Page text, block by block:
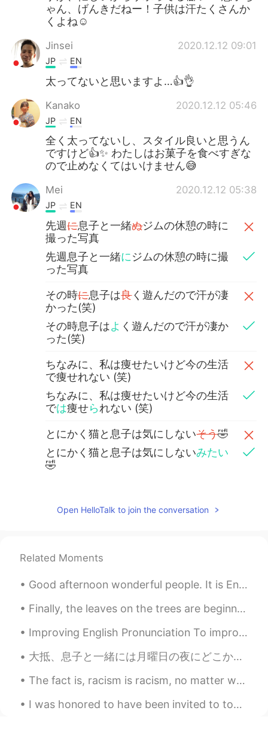
ゃん、げんきだねー！子供は汗たくさんか
くよね☺️
Jinsei 2020.12.12 09:01
JP EN
太ってないと思いますよ…👍👌
Kanako 2020.12.12 05:46
JP EN
全く太ってないし、スタイル良いと思うん
ですけど👍✨ わたしはお菓子を食べすぎな
ので止めなくてはいけません😅
Mei 2020.12.12 05:38
JP EN
先週に息子と一緒ぬジムの休憩の時に
撮った写真
先週息子と一緒にジムの休憩の時に撮
った写真
その時に息子は良く遊んだので汗が凄
かった(笑)
その時息子はよ く遊んだので汗が凄か
った(笑)
ちなみに、私は痩せたいけど今の生活
で痩せれない (笑)
ちなみに、私は痩せたいけど今の生活
では痩せられない (笑)
とにかく猫と息子は気にしないそう🤣
とにかく猫と息子は気にしないみたい
🤣
EN JPCNKR
筋肉を鍛えて出来てるのに、痩せたい(笑笑
Mia 2020.12.12 05:17
JP EN
私も痩せられません。痩せたいけれど食べ
るのが楽しいからです。息子さんは幸せそ
うな顔をしていますね。
Open HelloTalk to join the conversation
Related Moments
Good afternoon wonderful people. It is English speaking practice time again! Send me a message i...
Finally, the leaves on the trees are beginning to change color in our neighborhood. I feel like t...
Improving English Pronunciation To improve your English pronunciation, follow these tips: * Lis...
大抵、息子と一緒には月曜日の夜にどこかで外食する👨‍👦✨ Usually, my son and I eat out on Monday night 今夜のレストランに子供のため遊びところがあ...
The fact is, racism is racism, no matter what. Regardless of its origin, when an individual degra...
I was honored to have been invited to tour this beautiful theme park. China's first Universal St...